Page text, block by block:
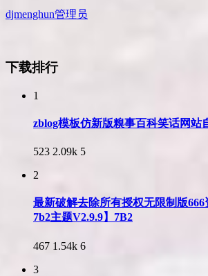
djmenghun管理员
下载排行
1
zblog模板仿新版糗事百科笑话网站
523 2.09k 5
2
最新破解去除所有授权无限制版
7b2主题V2.9.9】7B2
467 1.54k 6
3